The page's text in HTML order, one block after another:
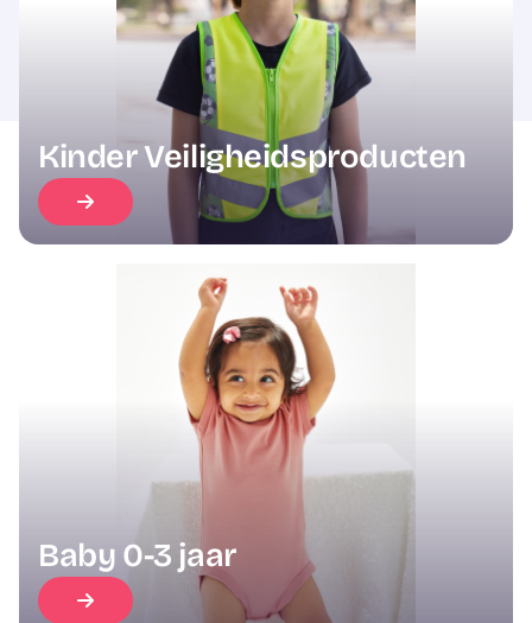
Kinder Veiligheidsproducten
Baby 0-3 jaar